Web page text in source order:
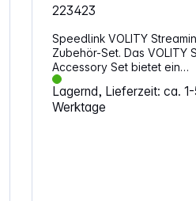
223423
Speedlink VOLITY
Zubehör-Set. Das VOLITY
Accessory Set bietet ein
umfangreiches
speziell dafür entwickelt
Streaming‑Mikrofone
Lagernd, Lieferzeit: ca.
Werktage